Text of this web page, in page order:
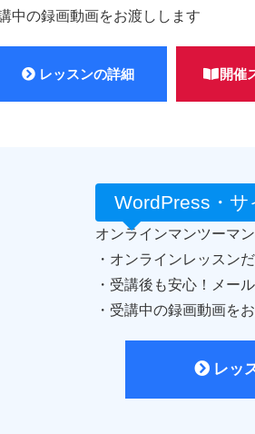
中の録画動画をお渡しします
レッスンの詳細 開催
WordPress・サ
オンラインマンツーマ
・オンラインレッスン
・受講後も安心！メー
・受講中の録画動画を
レッ